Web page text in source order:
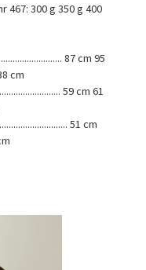
467: 300 g 350 g 400
87 cm 95
cm
59 cm 61
51 cm